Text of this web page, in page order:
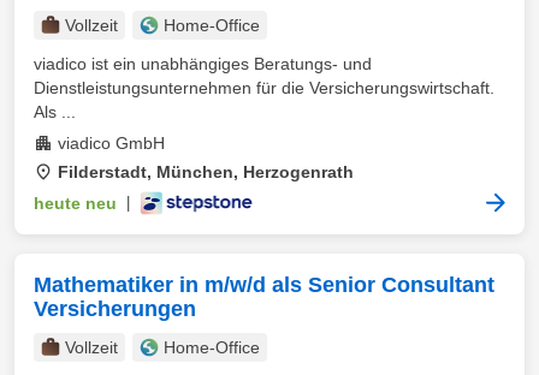
Vollzeit
Home-Office
viadico ist ein unabhängiges Beratungs- und
Dienstleistungsunternehmen für die Versicherungswirtschaft.
Als ...
viadico GmbH
Filderstadt, München, Herzogenrath
heute neu
Mathematiker in m/w/d als Senior Consultant
Versicherungen
Vollzeit
Home-Office